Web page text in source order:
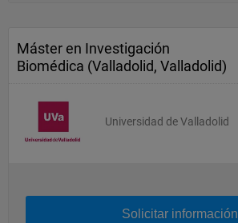
Máster en Investigación
Biomédica (Valladolid, Valladolid)
Universidad de Valladolid
Solicitar información